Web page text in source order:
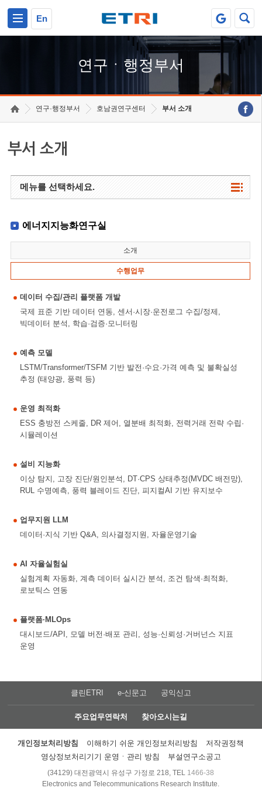
En
연구ㆍ행정부서
연구·행정부서 호남권연구센터 부서 소개
부서 소개
메뉴를 선택하세요.
에너지지능화연구실
소개
수행업무
데이터 수집/관리 플랫폼 개발
국제 표준 기반 데이터 연동, 센서·시장·운전로그 수집/정제,
빅데이터 분석, 학습·검증·모니터링
예측 모델
LSTM/Transformer/TSFM 기반 발전·수요·가격 예측 및 불확실성
추정 (태양광, 풍력 등)
운영 최적화
ESS 충방전 스케줄, DR 제어, 열분배 최적화, 전력거래 전략 수립·
시뮬레이션
설비 지능화
이상 탐지, 고장 진단/원인분석, DT·CPS 상태추정(MVDC 배전망),
RUL 수명예측, 풍력 블레이드 진단, 피지컬AI 기반 유지보수
업무지원 LLM
데이터·지식 기반 Q&A, 의사결정지원, 자율운영기술
AI 자율실험실
실험계획 자동화, 계측 데이터 실시간 분석, 조건 탐색·최적화,
로보틱스 연동
플랫폼·MLOps
대시보드/API, 모델 버전·배포 관리, 성능·신뢰성·거버넌스 지표
운영
클린ETRI e-신문고 공익신고
주요업무연락처 찾아오시는길
개인정보처리방침 이해하기 쉬운 개인정보처리방침
저작권정책
영상정보처리기기 운영ㆍ관리 방침
부설연구소공고
(34129) 대전광역시 유성구 가정로 218, TEL 1466-38
Electronics and Telecommunications Research Institute.